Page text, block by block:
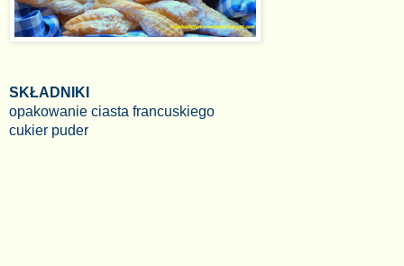
SKŁADNIKI
opakowanie ciasta francuskiego
cukier puder